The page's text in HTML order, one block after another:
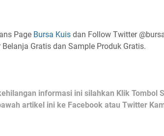
Page Bursa Kuis dan Follow Twitter
Gratis dan Sample Produk Gratis.
informasi ini silahkan Klik Tombol
artikel ini ke Facebook atau Twitter